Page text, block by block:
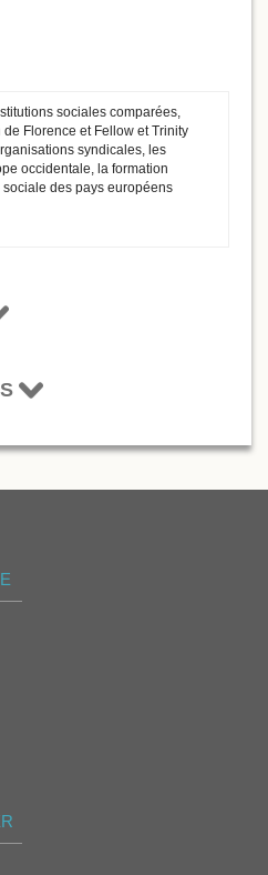
sociales comparées,
Florence et Fellow et Trinity
syndicales, les
occidentale, la formation
des pays européens